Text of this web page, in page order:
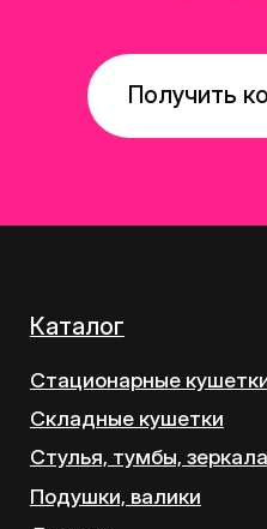
ИП Лаптенкова О. К.
Отзывы
Подписаться